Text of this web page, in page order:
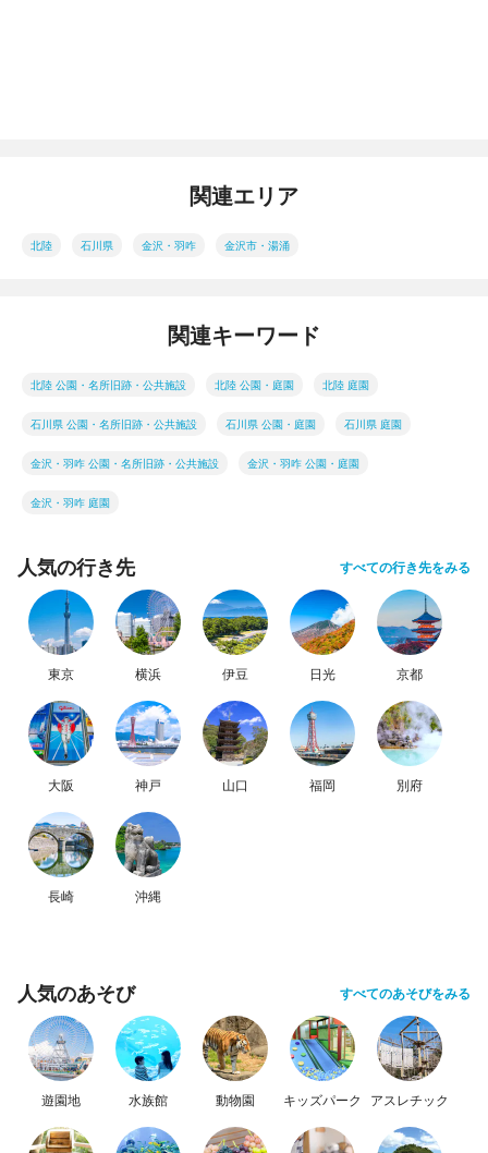
関連エリア
北陸 石川県 金沢・羽咋 金沢市・湯涌
関連キーワード
北陸 公園・名所旧跡・公共施設 北陸 公園・庭園 北陸 庭園
石川県 公園・名所旧跡・公共施設 石川県 公園・庭園 石川県 庭園
金沢・羽咋 公園・名所旧跡・公共施設 金沢・羽咋 公園・庭園
金沢・羽咋 庭園
人気の行き先 すべての行き先をみる
東京 横浜 伊豆 日光 京都
大阪 神戸 山口 福岡 別府
長崎 沖縄
人気のあそび すべてのあそびをみる
遊園地 水族館 動物園 キッズパーク アスレチック